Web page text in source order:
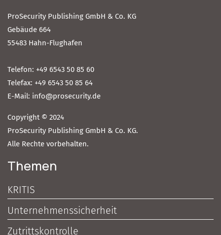
ProSecurity Publishing GmbH & Co. KG
Gebäude 664
55483 Hahn-Flughafen
Telefon: +49 6543 50 85 60
Telefax: +49 6543 50 85 64
E-Mail: info@prosecurity.de
Copyright © 2024
ProSecurity Publishing GmbH & Co. KG.
Alle Rechte vorbehalten.
Themen
KRITIS
Unternehmenssicherheit
Zutrittskontrolle